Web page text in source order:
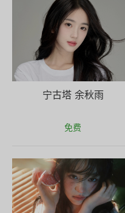
宁古塔 余秋雨
免费